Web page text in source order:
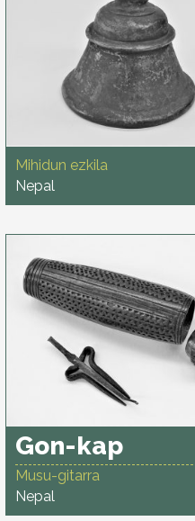
Mihidun ezkila
Nepal
Gon-kap
Musu-gitarra
Nepal